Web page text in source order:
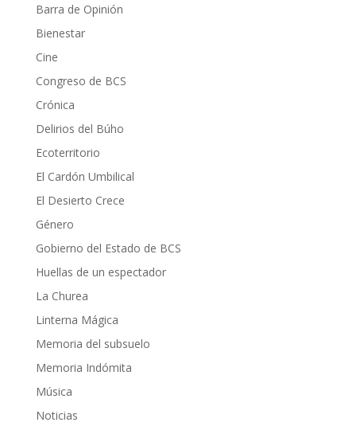
Barra de Opinión
Bienestar
Cine
Congreso de BCS
Crónica
Delirios del Búho
Ecoterritorio
El Cardón Umbilical
El Desierto Crece
Género
Gobierno del Estado de BCS
Huellas de un espectador
La Churea
Linterna Mágica
Memoria del subsuelo
Memoria Indómita
Música
Noticias